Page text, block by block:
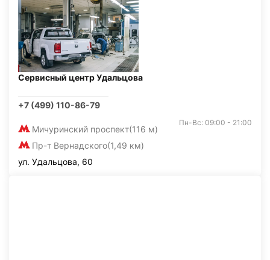
Сервисный центр Удальцова
+7 (499) 110-86-79
Мичуринский проспект(116 м)
Пр-т Вернадского(1,49 км)
Пн-Вс: 09:00 - 21:00
ул. Удальцова, 60